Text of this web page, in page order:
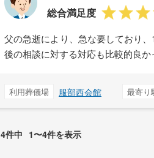
総合満足度
父の急逝により、急な要しており
後の相談に対する対応も比較的良か
利用葬儀場 服部西会館 最寄り
4件中 1〜4件を表示